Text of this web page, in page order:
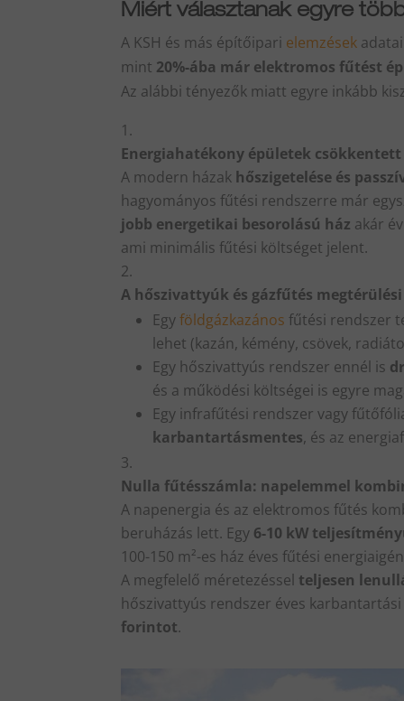
Miért választanak egyre
A KSH és más építőipari elemzések
mint 20%-ába már elektromos fűtést
Az alábbi tényezők miatt egyre inkább
Energiahatékony épületek
A modern házak hőszigetelése és
hagyományos fűtési rendszerre már
jobb energetikai besorolású ház akár
ami minimális fűtési költséget jelent.
A hőszivattyúk és gázfűtés
Egyföldgázkazános fűtési rendszer
lehet (kazán, kémény, csövek,
Egy hőszivattyús rendszer ennél is
és a működési költségei is egyre
Egy infrafűtési rendszer vagy
karbantartásmentes, és az
Nulla fűtésszámla: napelemmel
A napenergia és az elektromos fűtés
beruházás lett. Egy 6-10 kW
100-150 m²-es ház éves fűtési
A megfelelő méretezéssel teljesen
hőszivattyús rendszer éves
forintot.